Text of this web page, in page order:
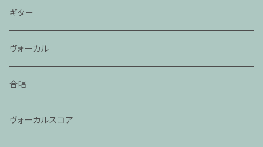
ギター
ヴォーカル
合唱
ヴォーカルスコア